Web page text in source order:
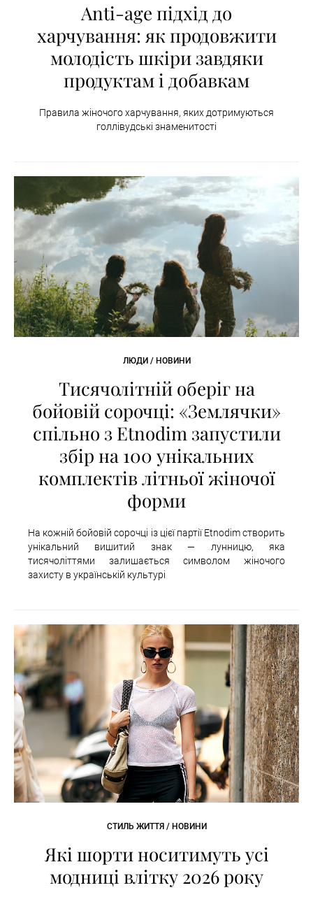
Anti-age підхід до
харчування: як продовжити
молодість шкіри завдяки
продуктам і добавкам
Правила жіночого харчування, яких дотримуються
голлівудські знаменитості
ЛЮДИ / НОВИНИ
Тисячолітній оберіг на
бойовій сорочці: «Землячки»
спільно з Etnodim запустили
збір на 100 унікальних
комплектів літньої жіночої
форми
На кожній бойовій сорочці із цієї партії Etnodim створить
унікальний вишитий знак — лунницю, яка
тисячоліттями залишається символом жіночого
захисту в українській культурі
СТИЛЬ ЖИТТЯ / НОВИНИ
Які шорти носитимуть усі
модниці влітку 2026 року